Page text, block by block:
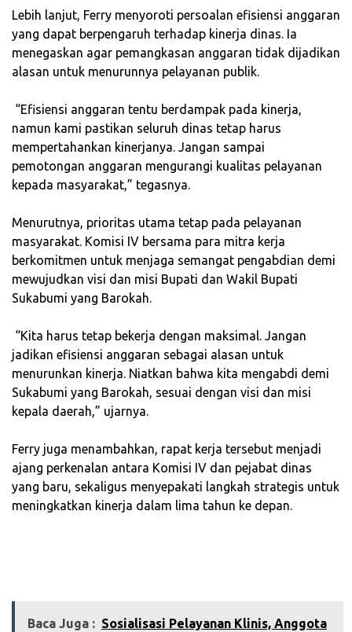
‎Lebih lanjut, Ferry menyoroti persoalan efisiensi anggaran
yang dapat berpengaruh terhadap kinerja dinas. Ia
menegaskan agar pemangkasan anggaran tidak dijadikan
alasan untuk menurunnya pelayanan publik.
‎ “Efisiensi anggaran tentu berdampak pada kinerja,
namun kami pastikan seluruh dinas tetap harus
mempertahankan kinerjanya. Jangan sampai
pemotongan anggaran mengurangi kualitas pelayanan
kepada masyarakat,” tegasnya.
‎Menurutnya, prioritas utama tetap pada pelayanan
masyarakat. Komisi IV bersama para mitra kerja
berkomitmen untuk menjaga semangat pengabdian demi
mewujudkan visi dan misi Bupati dan Wakil Bupati
Sukabumi yang Barokah.
‎ “Kita harus tetap bekerja dengan maksimal. Jangan
jadikan efisiensi anggaran sebagai alasan untuk
menurunkan kinerja. Niatkan bahwa kita mengabdi demi
Sukabumi yang Barokah, sesuai dengan visi dan misi
kepala daerah,” ujarnya.
‎Ferry juga menambahkan, rapat kerja tersebut menjadi
ajang perkenalan antara Komisi IV dan pejabat dinas
yang baru, sekaligus menyepakati langkah strategis untuk
meningkatkan kinerja dalam lima tahun ke depan.
Baca Juga : ‎Sosialisasi Pelayanan Klinis, Anggota